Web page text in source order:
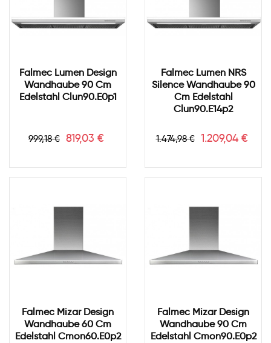
Falmec Lumen Design
Wandhaube 90 Cm
Edelstahl Clun90.e0p1
Verkaufspreis
999,18 € Preis
819,03 €
Falmec Lumen NRS
Silence Wandhaube 90
Cm Edelstahl
Clun90.e14p2
Verkaufspreis
1.474,98 € Preis
1.209,04 €
Falmec Mizar Design
Wandhaube 60 Cm
Edelstahl Cmon60.e0p2
Falmec Mizar Design
Wandhaube 90 Cm
Edelstahl Cmon90.e0p2